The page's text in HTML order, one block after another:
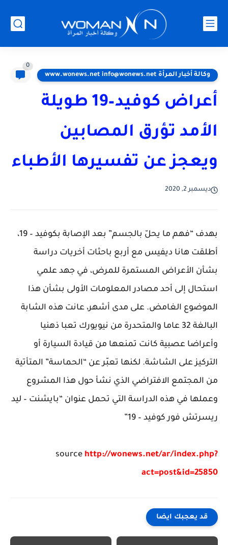
وكالة أخبار المرأة www.wonews.net info@wonews.net
0
أعراض كوفيد–19 طويلة
الأمد تؤرق المصابين
ويعجز عن تفسيرها الأطباء
ديسمبر 2, 2020
بهدف “فهم ما يحلّ بالجسم” بعد الإصابة بكوفيد – 19،
أطلقت هانا ديفيس مع أربع باحثات أخريات دراسة
بشأن الأعراض المستمرة للمرض، في جهد علمي
استحال إلى أحد مصادر المعلومات الأولى بشأن هذا
الموضوع الغامض. على مدى أشهر، عانت هذه الشابة
البالغة 32 عاما والمتحدرة من نيويورك تعبا ذهنيا
وأعراضا عصبية كانت تمنعها من قيادة السيارة أو
التركيز على الشاشة. لكنها تعبّر عن “الحماسة” المتأتية
من المجتمع الافتراضي الذي نشأ حول هذا المشروع
وعملها في هذه الدراسة التي تحمل عنوان “بايشنت – ليد
ريسرتش فور كوفيد – 19”
source http://wonews.net/ar/index.php?
act=post&id=25850
قد يعجبك ايضا